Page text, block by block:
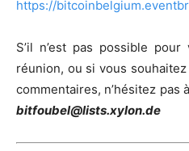
https://
S’il n’est pas possible
réunion, ou si vous
commentaires, n’hésitez pas
bitfoubel@lists.xylon.de